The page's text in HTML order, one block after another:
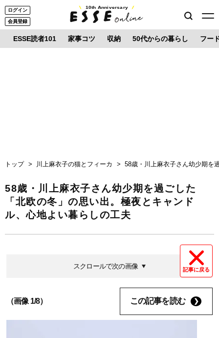
ログイン
会員登録
10th Anniversary
ESSE読者101 家事コツ 収納 50代からの暮らし フー
トップ 川上麻衣子の猫とフィーカ 58歳・川上麻衣子さん幼少期を
58歳・川上麻衣子さん幼少期を過ごした
「北欧の冬」の思い出。極夜とキャンド
ル、心地よい暮らしの工夫
記事に戻る
スクロールで次の画像
（画像 1/8） この記事を読む